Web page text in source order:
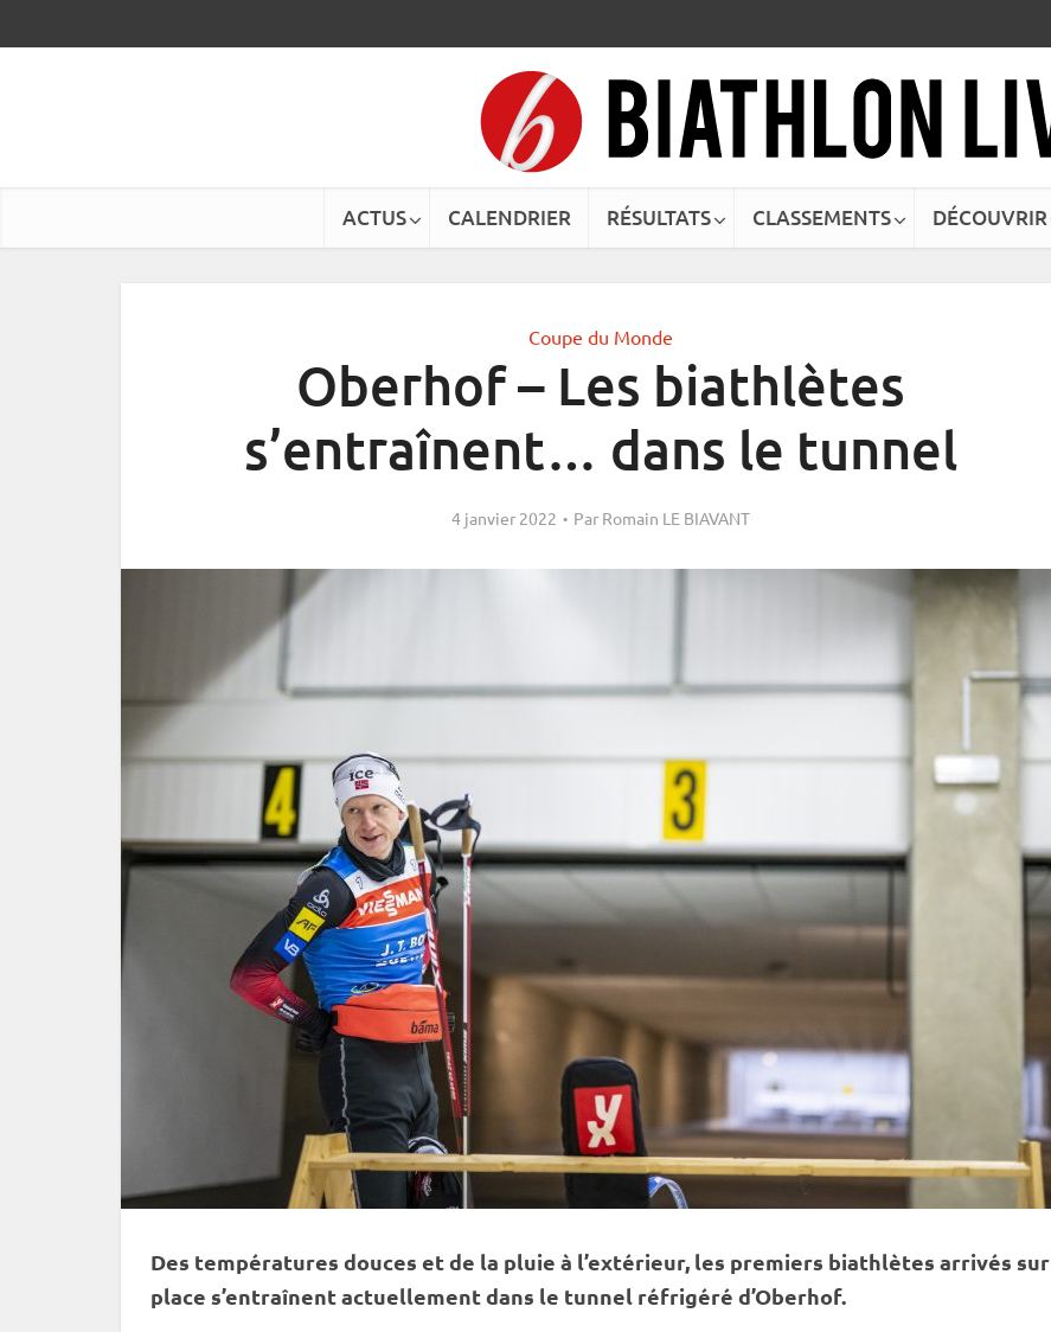
ACTUS CALENDRIER RÉSULTATS CLASSEMENTS DÉCOUVRIR
Coupe du Monde
Oberhof – Les biathlètes
s’entraînent… dans le tunnel
4 janvier 2022 Par Romain LE BIAVANT
Des températures douces et de la pluie à l’extérieur, les premiers biathlètes arrivés sur
place s’entraînent actuellement dans le tunnel réfrigéré d’Oberhof.